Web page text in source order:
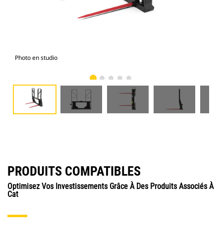
Photo en studio
PRODUITS COMPATIBLES
Optimisez Vos Investissements Grâce À Des Produits Associés À
Cat